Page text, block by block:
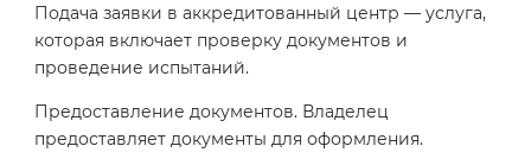
Подача заявки в аккредитованный центр — услуга,
которая включает проверку документов и
проведение испытаний.
Предоставление документов. Владелец
предоставляет документы для оформления.